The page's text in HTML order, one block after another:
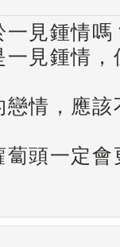
一見鍾情嗎
見鍾情
情，應
頭一定會